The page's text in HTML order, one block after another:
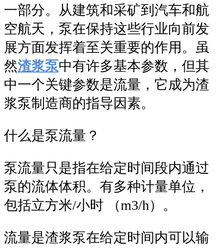
一部分。从建筑和采矿到汽车和航
空航天，泵在保持这些行业向前发
展方面发挥着至关重要的作用。虽
然渣浆泵中有许多基本参数，但其
中一个关键参数是流量，它成为渣
浆泵制造商的指导因素。
什么是泵流量？
泵流量只是指在给定时间段内通过
泵的流体体积。有多种计量单位，
包括立方米/小时 （m3/h）。
流量是渣浆泵在给定时间内可以输